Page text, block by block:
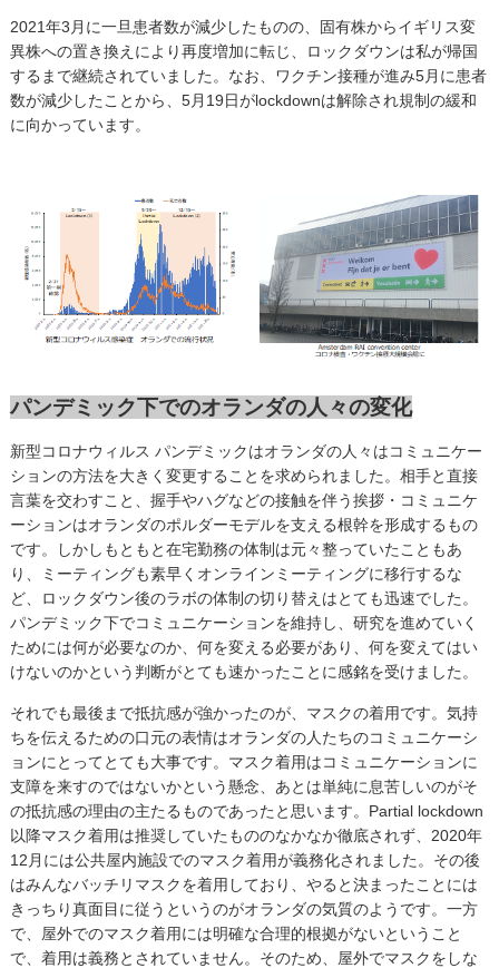
2021年3月に一旦患者数が減少したものの、固有株からイギリス変
異株への置き換えにより再度増加に転じ、ロックダウンは私が帰国
するまで継続されていました。なお、ワクチン接種が進み5月に患者
数が減少したことから、5月19日がlockdownは解除され規制の緩和
に向かっています。
パンデミック下でのオランダの人々の変化
新型コロナウィルス パンデミックはオランダの人々はコミュニケー
ションの方法を大きく変更することを求められました。相手と直接
言葉を交わすこと、握手やハグなどの接触を伴う挨拶・コミュニケ
ーションはオランダのポルダーモデルを支える根幹を形成するもの
です。しかしもともと在宅勤務の体制は元々整っていたこともあ
り、ミーティングも素早くオンラインミーティングに移行するな
ど、ロックダウン後のラボの体制の切り替えはとても迅速でした。
パンデミック下でコミュニケーションを維持し、研究を進めていく
ためには何が必要なのか、何を変える必要があり、何を変えてはい
けないのかという判断がとても速かったことに感銘を受けました。
それでも最後まで抵抗感が強かったのが、マスクの着用です。気持
ちを伝えるための口元の表情はオランダの人たちのコミュニケーシ
ョンにとってとても大事です。マスク着用はコミュニケーションに
支障を来すのではないかという懸念、あとは単純に息苦しいのがそ
の抵抗感の理由の主たるものであったと思います。Partial lockdown
以降マスク着用は推奨していたもののなかなか徹底されず、2020年
12月には公共屋内施設でのマスク着用が義務化されました。その後
はみんなバッチリマスクを着用しており、やると決まったことには
きっちり真面目に従うというのがオランダの気質のようです。一方
で、屋外でのマスク着用には明確な合理的根拠がないということ
で、着用は義務とされていません。そのため、屋外でマスクをしな